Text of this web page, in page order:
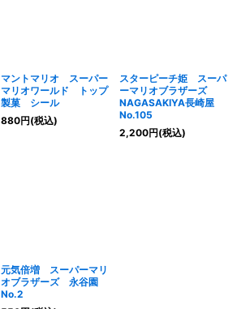
マントマリオ スーパー
マリオワールド トップ
製菓 シール
880円(税込)
スターピーチ姫 スーパ
ーマリオブラザーズ
NAGASAKIYA長崎屋
No.105
2,200円(税込)
元気倍増 スーパーマリ
オブラザーズ 永谷園
No.2